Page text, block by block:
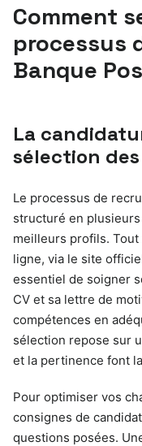
Comment
processus
Banque
La
sélection
Le processus de
structuré en
meilleurs profils.
ligne, via le site
essentiel de soigner
CV et sa lettre de
compétences en
sélection repose sur
et la pertinence font
Pour optimiser vos
consignes de
questions posées.